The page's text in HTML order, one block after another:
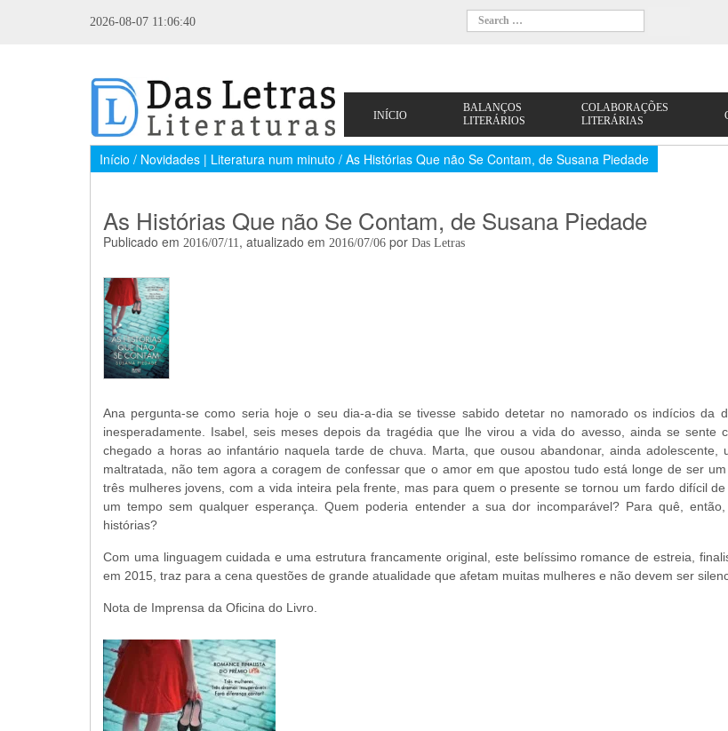
2026-08-07 11:06:40
Início / Novidades | Literatura num minuto / As Histórias Que não Se Contam, de Susana Piedade
As Histórias Que não Se Contam, de Susana Piedade
Publicado em 2016/07/11, atualizado em 2016/07/06por Das Letras
Ana pergunta-se como seria hoje o seu dia-a-dia se tivesse sabido detetar no namorado os indícios da
inesperadamente. Isabel, seis meses depois da tragédia que lhe virou a vida do avesso, ainda se sente
chegado a horas ao infantário naquela tarde de chuva. Marta, que ousou abandonar, ainda adolescente,
maltratada, não tem agora a coragem de confessar que o amor em que apostou tudo está longe de ser
três mulheres jovens, com a vida inteira pela frente, mas para quem o presente se tornou um fardo difícil
um tempo sem qualquer esperança. Quem poderia entender a sua dor incomparável? Para quê,
histórias?
Com uma linguagem cuidada e uma estrutura francamente original, este belíssimo romance de estreia,
em 2015, traz para a cena questões de grande atualidade que afetam muitas mulheres e não devem ser
Nota de Imprensa da Oficina do Livro.